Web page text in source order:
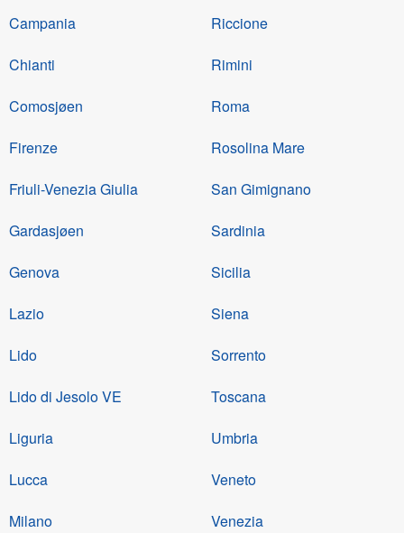
Campania
Chianti
Comosjøen
Firenze
Friuli-Venezia Giulia
Gardasjøen
Genova
Lazio
Lido
Lido di Jesolo VE
Liguria
Lucca
Milano
Riccione
Rimini
Roma
Rosolina Mare
San Gimignano
Sardinia
Sicilia
Siena
Sorrento
Toscana
Umbria
Veneto
Venezia